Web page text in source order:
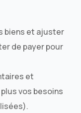
biens et ajuster
de payer pour
et
vos besoins